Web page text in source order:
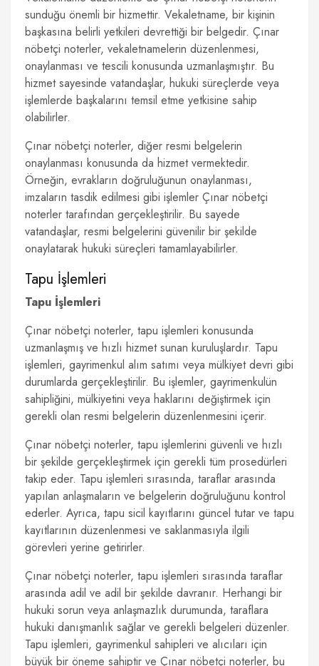
sunduğu önemli bir hizmettir. Vekaletname, bir kişinin
başkasına belirli yetkileri devrettiği bir belgedir. Çınar
nöbetçi noterler, vekaletnamelerin düzenlenmesi,
onaylanması ve tescili konusunda uzmanlaşmıştır. Bu
hizmet sayesinde vatandaşlar, hukuki süreçlerde veya
işlemlerde başkalarını temsil etme yetkisine sahip
olabilirler.
Çınar nöbetçi noterler, diğer resmi belgelerin
onaylanması konusunda da hizmet vermektedir.
Örneğin, evrakların doğruluğunun onaylanması,
imzaların tasdik edilmesi gibi işlemler Çınar nöbetçi
noterler tarafından gerçekleştirilir. Bu sayede
vatandaşlar, resmi belgelerini güvenilir bir şekilde
onaylatarak hukuki süreçleri tamamlayabilirler.
Tapu İşlemleri
Tapu İşlemleri
Çınar nöbetçi noterler, tapu işlemleri konusunda
uzmanlaşmış ve hızlı hizmet sunan kuruluşlardır. Tapu
işlemleri, gayrimenkul alım satımı veya mülkiyet devri gibi
durumlarda gerçekleştirilir. Bu işlemler, gayrimenkulün
sahipliğini, mülkiyetini veya haklarını değiştirmek için
gerekli olan resmi belgelerin düzenlenmesini içerir.
Çınar nöbetçi noterler, tapu işlemlerini güvenli ve hızlı
bir şekilde gerçekleştirmek için gerekli tüm prosedürleri
takip eder. Tapu işlemleri sırasında, taraflar arasında
yapılan anlaşmaların ve belgelerin doğruluğunu kontrol
ederler. Ayrıca, tapu sicil kayıtlarını güncel tutar ve tapu
kayıtlarının düzenlenmesi ve saklanmasıyla ilgili
görevleri yerine getirirler.
Çınar nöbetçi noterler, tapu işlemleri sırasında taraflar
arasında adil ve adil bir şekilde davranır. Herhangi bir
hukuki sorun veya anlaşmazlık durumunda, taraflara
hukuki danışmanlık sağlar ve gerekli belgeleri düzenler.
Tapu işlemleri, gayrimenkul sahipleri ve alıcıları için
büyük bir öneme sahiptir ve Çınar nöbetçi noterler, bu